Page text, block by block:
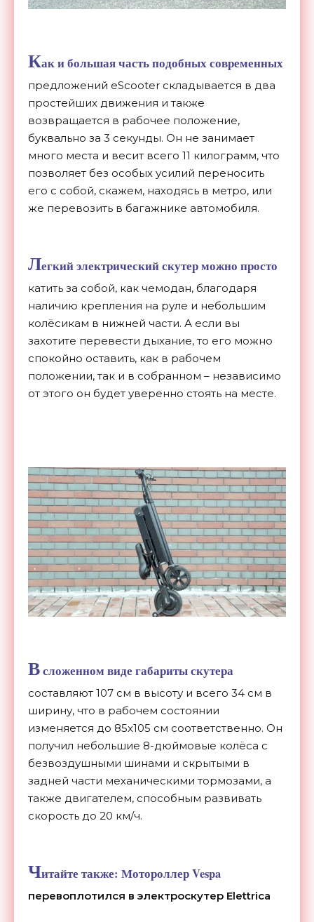
Как и большая часть подобных современных
предложений eScooter складывается в два
простейших движения и также
возвращается в рабочее положение,
буквально за 3 секунды. Он не занимает
много места и весит всего 11 килограмм, что
позволяет без особых усилий переносить
его с собой, скажем, находясь в метро, или
же перевозить в багажнике автомобиля.
Легкий электрический скутер можно просто
катить за собой, как чемодан, благодаря
наличию крепления на руле и небольшим
колёсикам в нижней части. А если вы
захотите перевести дыхание, то его можно
спокойно оставить, как в рабочем
положении, так и в собранном – независимо
от этого он будет уверенно стоять на месте.
Всложенном виде габариты скутера
составляют 107 см в высоту и всего 34 см в
ширину, что в рабочем состоянии
изменяется до 85х105 см соответственно. Он
получил небольшие 8-дюймовые колёса с
безвоздушными шинами и скрытыми в
задней части механическими тормозами, а
также двигателем, способным развивать
скорость до 20 км/ч.
Читайте также: Мотороллер Vespa
перевоплотился в электроскутер Elettrica